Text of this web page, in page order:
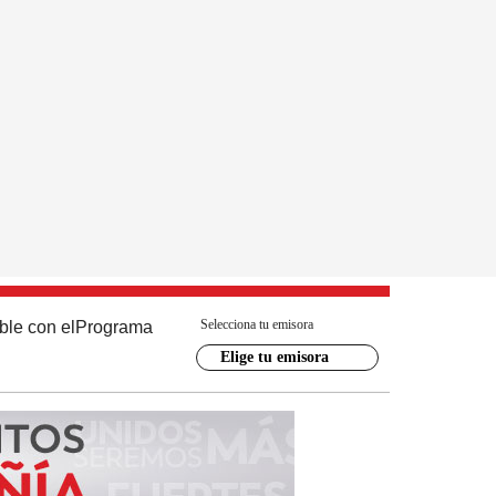
con el Programa Selecciona tu emisora
Elige tu emisora